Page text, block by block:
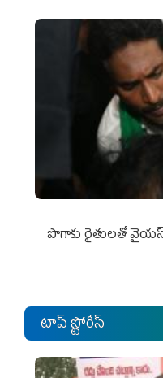
పొగాకు రైతుల‌తో
టాప్ స్టోరీస్